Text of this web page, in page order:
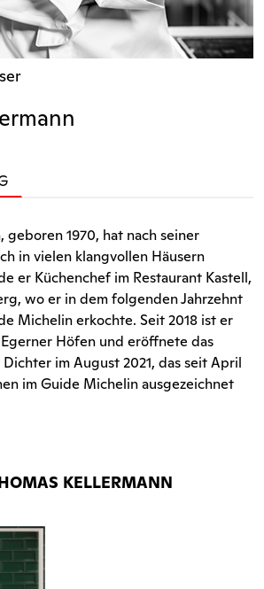
geboren 1970, hat nach seiner
in vielen klangvollen Häusern
er Küchenchef im Restaurant Kastell,
wo er in dem folgenden Jahrzehnt
Michelin erkochte. Seit 2018 ist er
Höfen und eröffnete das
im August 2021, das seit April
im Guide Michelin ausgezeichnet
KELLERMANN